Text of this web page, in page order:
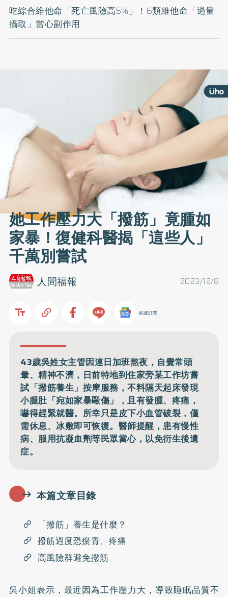
吃綜合維他命「死亡風險高5%」！6類維他命「過量
攝取」當心副作用
她工作壓力大「撥筋」竟腫如
家暴！復健科醫揭「這些人」
千萬別嘗試
2023/12/8
人間福報
追蹤訂閱
43歲吳姓女主管因連日加班熬夜，自覺常頭
暈、精神不濟，日前特地到住家旁某工作坊嘗
試「撥筋養生」按摩服務，不料隔天起床發現
小腿肚「宛如家暴毆傷」，且有發腫、疼痛，
嚇得趕緊就醫。所幸只是皮下小血管破裂，僅
需休息、冰敷即可恢復。醫師提醒，患有慢性
病、服用抗凝血劑等民眾當心，以免衍生後遺
症。
本篇文章目錄
「撥筋」養生是什麼？
撥筋過度恐瘀青、疼痛
高風險群避免撥筋
吳小姐表示，最近因為工作壓力大，導致睡眠品質不